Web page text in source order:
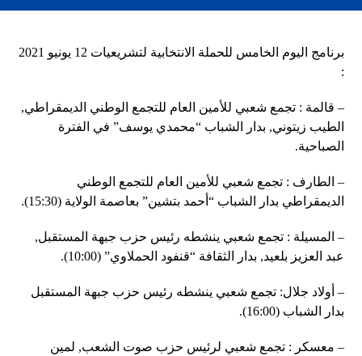
برنامج اليوم الخامس للحملة الانتخابية لتشريعيات 12 يونيو 2021
:
– قالمة : تجمع شعبي للأمين العام للتجمع الوطني الديمقراطي,
الطيب زيتوني, بدار الشباب “محمدي يوسف” في الفترة
الصباحية.
– الطارف : تجمع شعبي للأمين العام للتجمع الوطني
الديمقراطي بدار الشباب “أحمد بتشين” بعاصمة الولاية (15:30).
– المسيلة : تجمع شعبي ينشطه رئيس حزب جبهة المستقبل,
عبد العزيز بلعيد, بدار الثقافة “قنفود الحملاوي” (10:00).
– أولاد جلال: تجمع شعبي ينشطه رئيس حزب جبهة المستقبل
بدار الشباب (16:00).
– معسكر : تجمع شعبي لرئيس حزب صوت الشعب, لمين